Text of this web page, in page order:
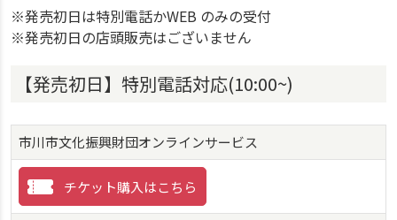
※発売初日は特別電話かWEB のみの受付
※発売初日の店頭販売はございません
【発売初日】特別電話対応(10:00~)
市川市文化振興財団オンラインサービス
チケット購入はこちら